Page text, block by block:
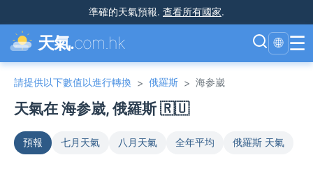
準確的天氣預報. 查看所有國家.
天氣.com.hk 🌐 ☰
請提供以下數值以進行轉換 > 俄羅斯 > 海参崴
天氣在 海参崴, 俄羅斯 🇷🇺
預報 七月天氣 八月天氣 全年平均 俄羅斯 天氣